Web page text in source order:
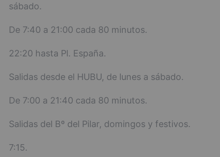
sábado.
De 7:40 a 21:00 cada 80 minutos.
22:20 hasta Pl. España.
Salidas desde el HUBU, de lunes a sábado.
De 7:00 a 21:40 cada 80 minutos.
Salidas del Bº del Pilar, domingos y festivos.
7:15.